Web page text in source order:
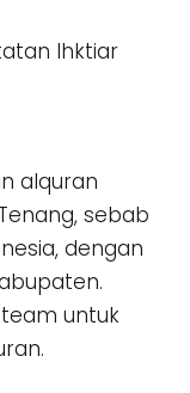
Ihktiar
alquran
sebab
dengan
untuk